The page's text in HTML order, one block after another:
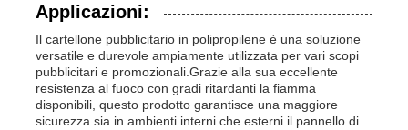
strato del polipropilene
Tubi in PP
Applicazioni:
Il cartellone pubblicitario in polipropilene è una soluzione
versatile e durevole ampiamente utilizzata per vari scopi
pubblicitari e promozionali.Grazie alla sua eccellente
resistenza al fuoco con gradi ritardanti la fiamma
disponibili, questo prodotto garantisce una maggiore
sicurezza sia in ambienti interni che esterni.il pannello di